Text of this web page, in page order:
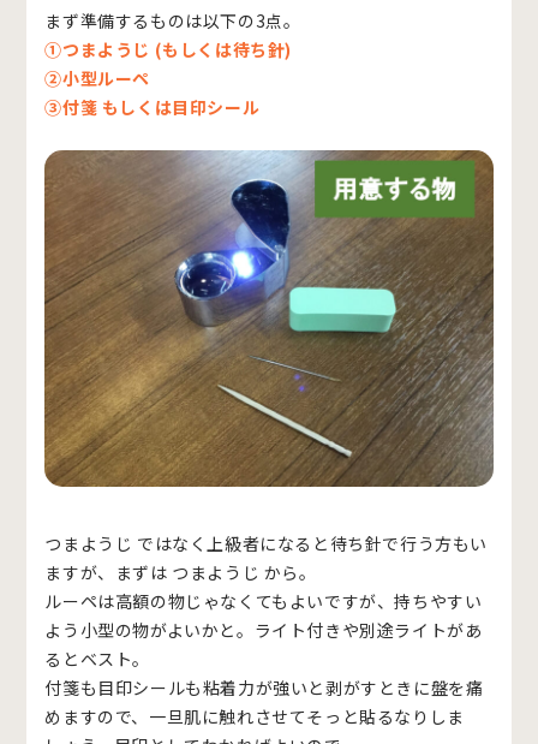
まず準備するものは以下の3点。
①つまようじ (もしくは待ち針)
②小型ルーペ
③付箋 もしくは目印シール
つまようじ ではなく上級者になると待ち針で行う方もい
ますが、まずは つまようじ から。
ルーペは高額の物じゃなくてもよいですが、持ちやすい
よう小型の物がよいかと。ライト付きや別途ライトがあ
るとベスト。
付箋も目印シールも粘着力が強いと剥がすときに盤を痛
めますので、一旦肌に触れさせてそっと貼るなりしま